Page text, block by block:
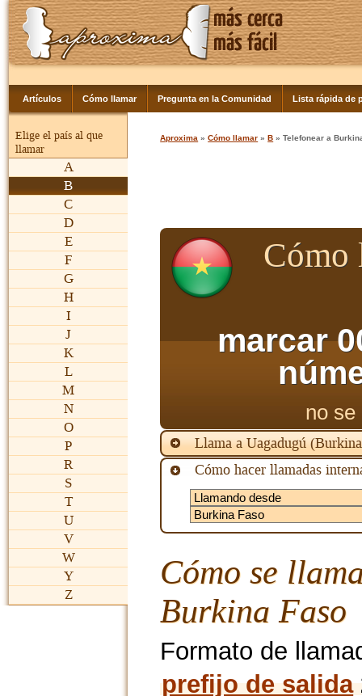
Artículos Cómo llamar Pregunta en la Comunidad Lista rápida de
Elige el país al que
llamar
A
B
C
D
E
F
G
H
I
J
K
L
M
N
O
P
R
S
T
U
V
W
Y
Z
Aproxima »Cómo llamar »B » Telefonear a
Cómo
marcar
no
Llama a Uagadugú
Cómo hacer llamadas
Cómo se
Burkina Faso
Formato de
prefijo de salida